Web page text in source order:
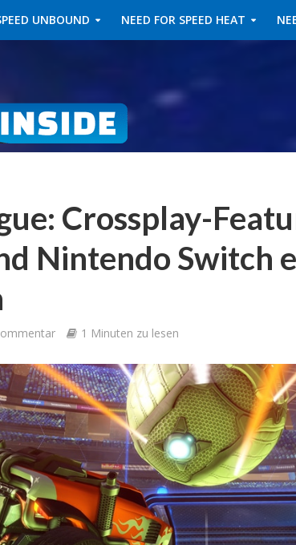
UNBOUND NEED FOR SPEED HEAT
Crossplay-
Nintendo Switch
1 Minuten zu lesen